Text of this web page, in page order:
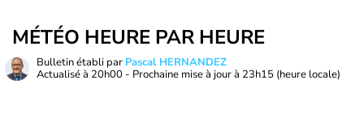
MÉTÉO HEURE PAR HEURE
Bulletin établi par Pascal HERNANDEZ
Actualisé à 20h00 - Prochaine mise à jour à 23h15 (heure locale)